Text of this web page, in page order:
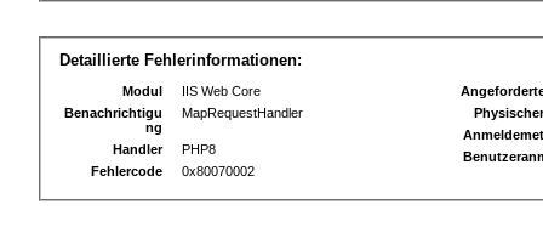
Detaillierte Fehlerinformationen:
Modul
IIS Web Core
Benachrichtigu
ng
MapRequestHandler
Handler
PHP8
Fehlercode
0x80070002